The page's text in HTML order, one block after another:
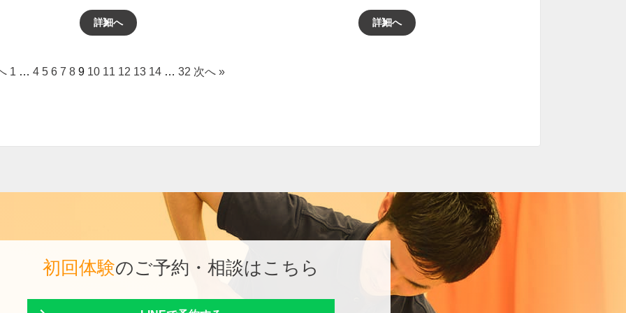
詳細へ 詳細へ
1 … 4 5 6 7 8 9 10 11 12 13 14 … 32 次へ »
初回体験のご予約・相談はこちら